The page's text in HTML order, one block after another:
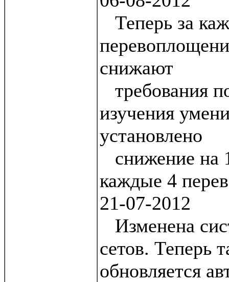
Теперь за
снижают
требования
изучения
установлено
снижение на
каждые 4
21-07-2012
Изменена
сетов. Теперь
обновляется